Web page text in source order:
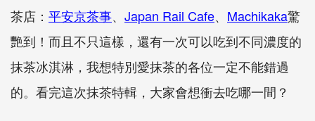
茶店： 平安京茶事、 Japan Rail Cafe、 Machikaka驚
艷到！而且不只這樣，還有一次可以吃到不同濃度的
抹茶冰淇淋，我想特別愛抹茶的各位一定不能錯過
的。看完這次抹茶特輯，大家會想衝去吃哪一間？